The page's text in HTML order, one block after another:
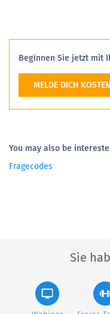
Beginnen Sie jetzt mit
MELDE DICH
You may also be
Fragecodes
Sie